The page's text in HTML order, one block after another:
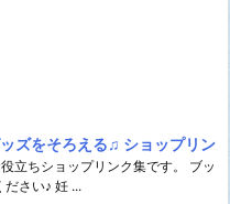
ズをそろえる♫ ショップリン
立ちショップリンク集です。 ブッ
ださい♪ 妊 ...